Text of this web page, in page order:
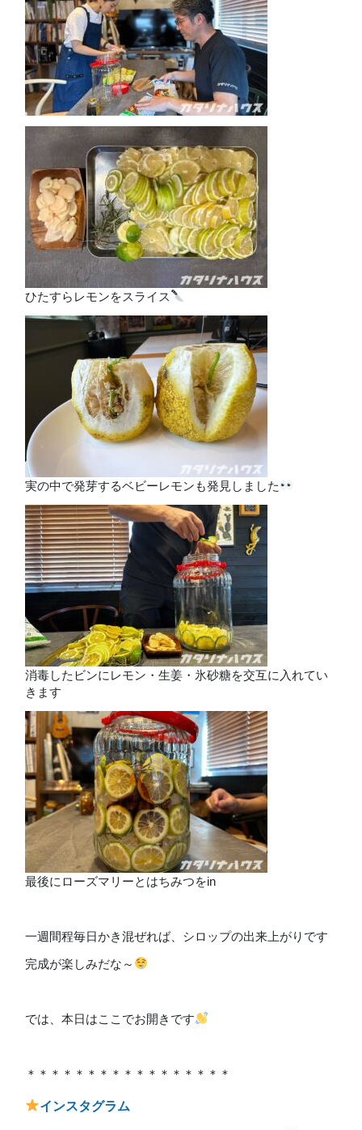
ひたすらレモンをスライス
実の中で発芽するベビーレモンも発見しました
消毒したビンにレモン・生姜・氷砂糖を交互に入れてい
きます
最後にローズマリーとはちみつをin
一週間程毎日かき混ぜれば、シロップの出来上がりです
完成が楽しみだな～
では、本日はここでお開きです
＊＊＊＊＊＊＊＊＊＊＊＊＊＊＊＊＊
インスタグラム